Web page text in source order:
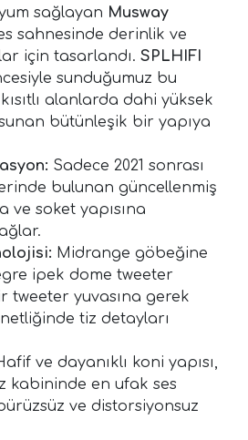
sağlayan Musway
sahnesinde derinlik ve
için tasarlandı. SPLHIFI
sunduğumuz bu
alanlarda dahi yüksek
bütünleşik bir yapıya
Sadece 2021 sonrası
bulunan güncellenmiş
ve soket yapısına
Midrange göbeğine
ipek dome tweeter
tweeter yuvasına gerek
tiz detayları
ve dayanıklı koni yapısı,
kabininde en ufak ses
ve distorsiyonsuz